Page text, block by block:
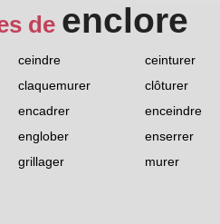
de enclore
ceindre ceinturer
claquemurer clôturer
encadrer enceindre
englober enserrer
grillager murer